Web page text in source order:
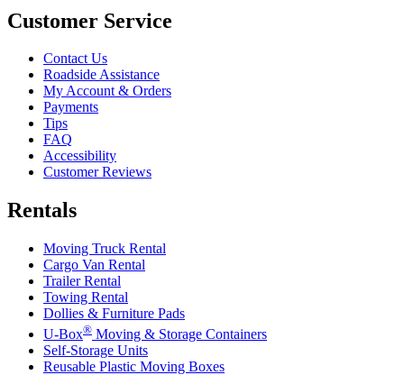
Customer Service
Contact Us
Roadside Assistance
My Account & Orders
Payments
Tips
FAQ
Accessibility
Customer Reviews
Rentals
Moving Truck Rental
Cargo Van Rental
Trailer Rental
Towing Rental
Dollies & Furniture Pads
U-Box® Moving & Storage Containers
Self-Storage Units
Reusable Plastic Moving Boxes